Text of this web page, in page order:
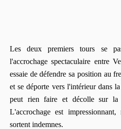
Les deux premiers tours se
l'accrochage spectaculaire entre
essaie de défendre sa position au
et se déporte vers l'intérieur dans
peut rien faire et décolle sur
L'accrochage est
sortent indemnes.